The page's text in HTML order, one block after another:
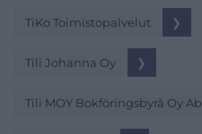
TiKo Toimistopalvelut ❯
Tili Johanna Oy ❯
Tili MOY Bokföringsbyrå Oy Ab